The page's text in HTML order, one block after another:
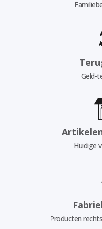
Geld-
Huidige
Producten